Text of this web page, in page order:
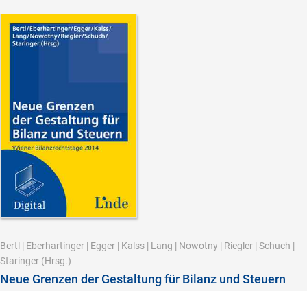
Bertl | Eberhartinger | Egger | Kalss | Lang | Nowotny | Riegler | Schuch |
Staringer (Hrsg.)
Neue Grenzen der Gestaltung für Bilanz und Steuern